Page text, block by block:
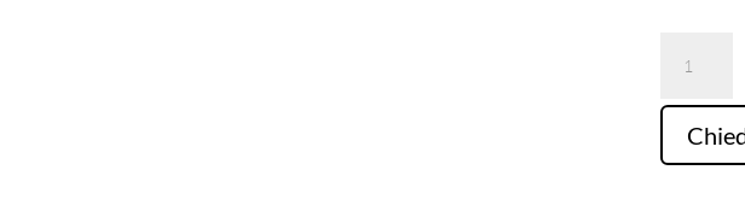
27020